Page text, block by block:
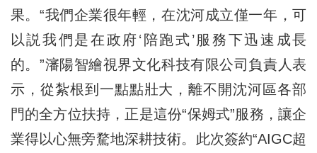
果。“我們企業很年輕，在沈河成立僅一年，可
以説我們是在政府‘陪跑式’服務下迅速成長
的。”瀋陽智繪視界文化科技有限公司負責人表
示，從紮根到一點點壯大，離不開沈河區各部
門的全方位扶持，正是這份“保姆式”服務，讓企
業得以心無旁騖地深耕技術。此次簽約“AIGC超